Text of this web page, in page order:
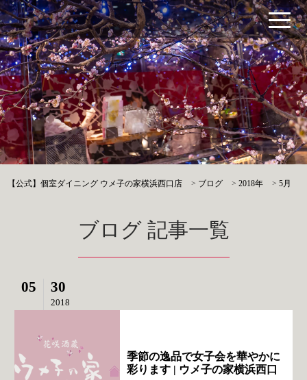
【公式】個室ダイニング ウメ子の家横浜西口店 > ブログ >2018年 >5月
ブログ 記事一覧
05 30
2018
季節の逸品で女子会を華やかに
彩ります | ウメ子の家横浜西口